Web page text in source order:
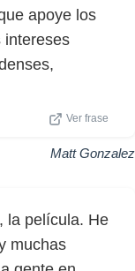
apoye los
intereses
Ver frase
Matt Gonzalez
la película. He
muchas